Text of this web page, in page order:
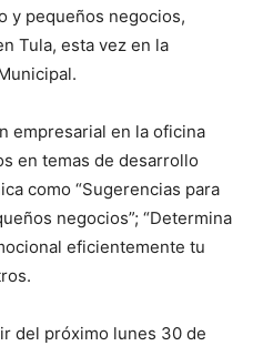
y pequeños negocios,
Tula, esta vez en la
empresarial en la oficina
en temas de desarrollo
como “Sugerencias para
negocios”; “Determina
eficientemente tu
del próximo lunes 30 de